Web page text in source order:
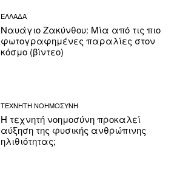
ΕΛΛΑΔΑ
Ναυάγιο Ζακύνθου: Μία από τις πιο
φωτογραφημένες παραλίες στον
κόσμο (βίντεο)
ΤΕΧΝΗΤΗ ΝΟΗΜΟΣΥΝΗ
Η τεχνητή νοημοσύνη προκαλεί
αύξηση της φυσικής ανθρώπινης
ηλιθιότητας;